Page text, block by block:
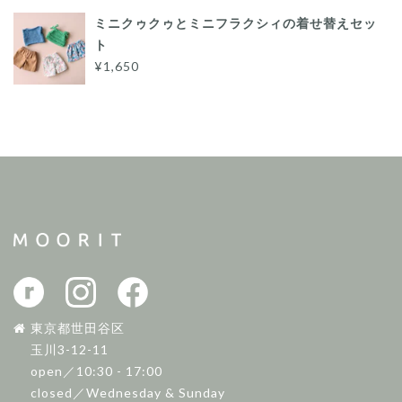
ミニクゥクゥとミニフラクシィの着せ替えセッ
ト
¥1,650
東京都世田谷区
玉川3-12-11
open／10:30 - 17:00
closed／Wednesday & Sunday